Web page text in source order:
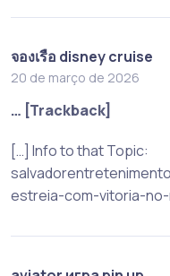
จองเรือ disney cruise
20 de março de 2026
… [Trackback]
[…] Info to that Topic:
estreia-com-vitoria-